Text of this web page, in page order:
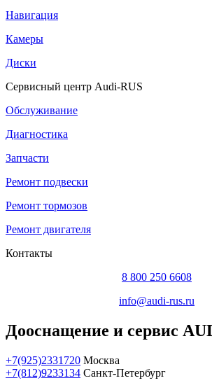
Навигация
Камеры
Диски
Сервисный центр Audi-RUS
Обслуживание
Диагностика
Запчасти
Ремонт подвески
Ремонт тормозов
Ремонт двигателя
Контакты
8 800 250 6608
info@audi-rus.ru
Дооснащение и сервис
+7(925)2331720 Москва
+7(812)9233134 Санкт-Петербург